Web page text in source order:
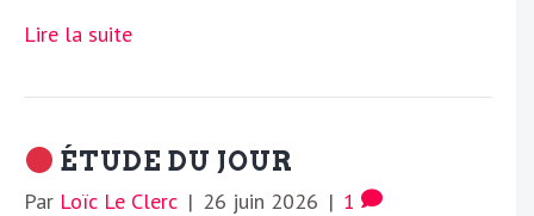
Lire la suite
ÉTUDE DU JOUR
Par Loïc Le Clerc | 26 juin 2026 | 1